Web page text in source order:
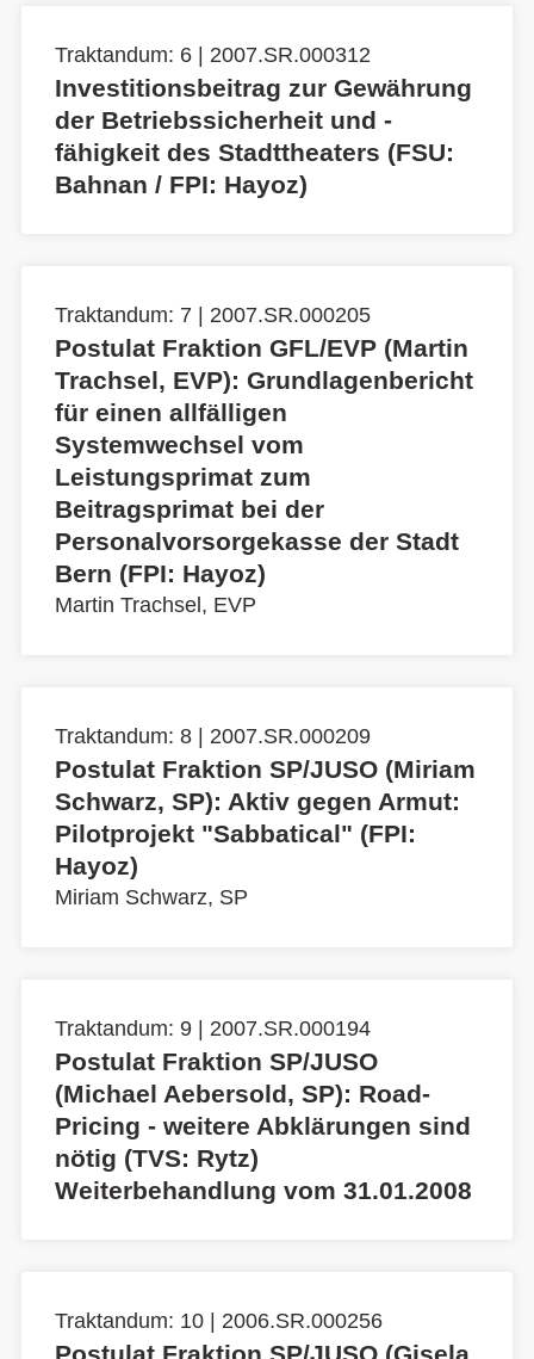
Traktandum: 6 | 2007.SR.000312
Investitionsbeitrag zur Gewährung
der Betriebssicherheit und -
fähigkeit des Stadttheaters (FSU:
Bahnan / FPI: Hayoz)
Traktandum: 7 | 2007.SR.000205
Postulat Fraktion GFL/EVP (Martin
Trachsel, EVP): Grundlagenbericht
für einen allfälligen
Systemwechsel vom
Leistungsprimat zum
Beitragsprimat bei der
Personalvorsorgekasse der Stadt
Bern (FPI: Hayoz)
Martin Trachsel, EVP
Traktandum: 8 | 2007.SR.000209
Postulat Fraktion SP/JUSO (Miriam
Schwarz, SP): Aktiv gegen Armut:
Pilotprojekt "Sabbatical" (FPI:
Hayoz)
Miriam Schwarz, SP
Traktandum: 9 | 2007.SR.000194
Postulat Fraktion SP/JUSO
(Michael Aebersold, SP): Road-
Pricing - weitere Abklärungen sind
nötig (TVS: Rytz)
Weiterbehandlung vom 31.01.2008
Traktandum: 10 | 2006.SR.000256